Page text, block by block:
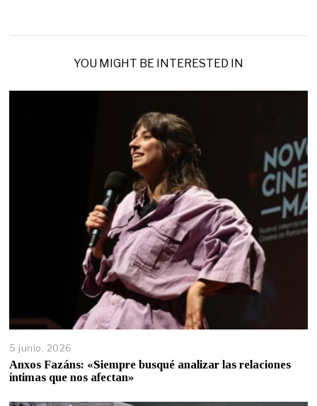
YOU MIGHT BE INTERESTED IN
5 junio, 2026
Anxos Fazáns: «Siempre busqué analizar las relaciones
íntimas que nos afectan»